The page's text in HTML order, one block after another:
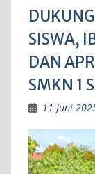
SISWA,
DAN
SMKN 1
11 Juni